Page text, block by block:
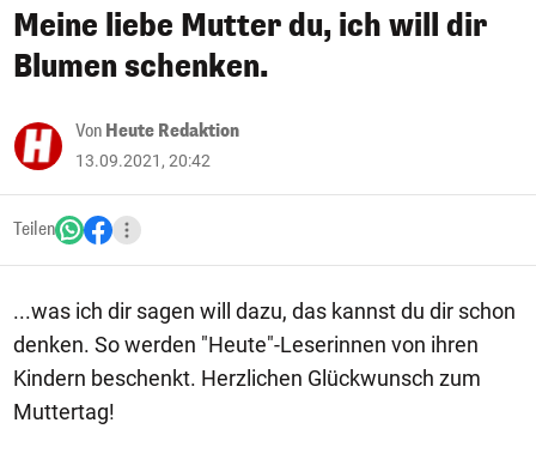
Meine liebe Mutter du, ich will dir
Blumen schenken.
Von Heute Redaktion
13.09.2021, 20:42
Teilen
...was ich dir sagen will dazu, das kannst du dir schon
denken. So werden "Heute"-Leserinnen von ihren
Kindern beschenkt. Herzlichen Glückwunsch zum
Muttertag!